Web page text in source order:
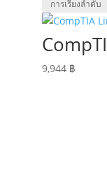
9,944 ฿